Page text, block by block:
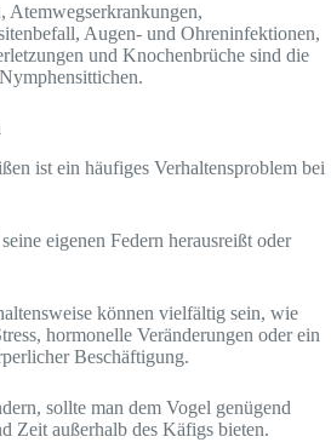
Atemwegserkrankungen,
Augen- und Ohreninfektionen,
und Knochenbrüche sind die
ist ein häufiges Verhaltensproblem bei
eigenen Federn herausreißt oder
können vielfältig sein, wie
hormonelle Veränderungen oder ein
Beschäftigung.
sollte man dem Vogel genügend
Zeit außerhalb des Käfigs bieten.